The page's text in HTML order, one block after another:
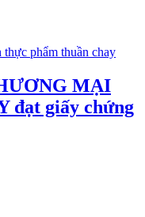
thực phẩm thuần chay
MẠI
đạt giấy chứng